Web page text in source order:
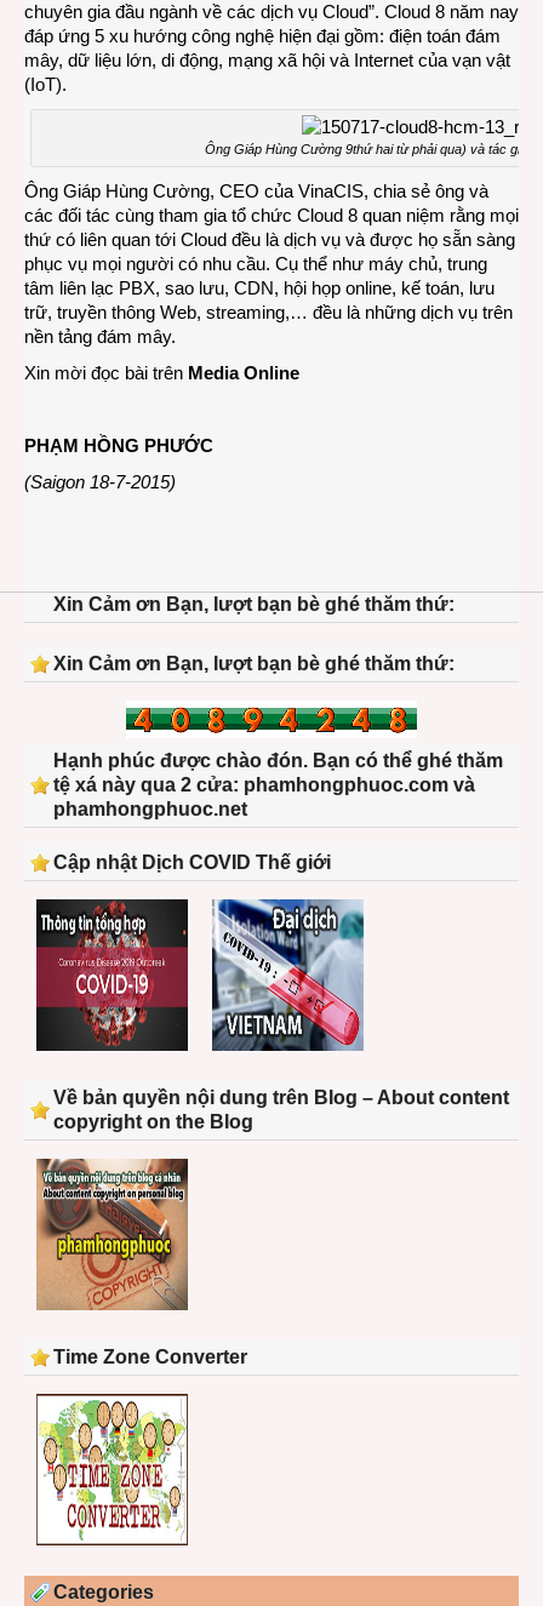
chuyên gia đầu ngành về các dịch vụ Cloud”. Cloud 8 năm nay
đáp ứng 5 xu hướng công nghệ hiện đại gồm: điện toán đám
mây, dữ liệu lớn, di động, mạng xã hội và Internet của vạn vật
(IoT).
Ông Giáp Hùng Cường 9thứ hai từ phải qua) và tác giả
Ông Giáp Hùng Cường, CEO của VinaCIS, chia sẻ ông và
các đối tác cùng tham gia tổ chức Cloud 8 quan niệm rằng mọi
thứ có liên quan tới Cloud đều là dịch vụ và được họ sẵn sàng
phục vụ mọi người có nhu cầu. Cụ thể như máy chủ, trung
tâm liên lạc PBX, sao lưu, CDN, hội họp online, kế toán, lưu
trữ, truyền thông Web, streaming,… đều là những dịch vụ trên
nền tảng đám mây.
Xin mời đọc bài trên Media Online
PHẠM HỒNG PHƯỚC
(Saigon 18-7-2015)
Xin Cảm ơn Bạn, lượt bạn bè ghé thăm thứ:
Xin Cảm ơn Bạn, lượt bạn bè ghé thăm thứ:
Hạnh phúc được chào đón. Bạn có thể ghé thăm
tệ xá này qua 2 cửa: phamhongphuoc.com và
phamhongphuoc.net
Cập nhật Dịch COVID Thế giới
Về bản quyền nội dung trên Blog – About content
copyright on the Blog
Time Zone Converter
Categories